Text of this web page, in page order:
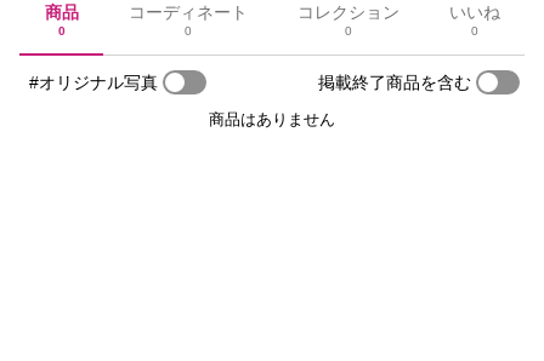
商品
0
コーディネート
0
コレクション
0
いいね
0
#オリジナル写真 掲載終了商品を含む
商品はありません